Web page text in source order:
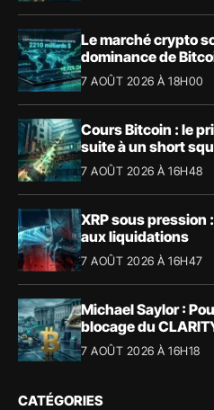
Le marché crypto
dominance de
7 AOÛT 2026 À 18H00
Cours Bitcoin : le
suite à un short
7 AOÛT 2026 À 16H48
XRP sous pression
aux liquidations
7 AOÛT 2026 À 16H47
Michael Saylor :
blocage du
7 AOÛT 2026 À 16H18
CATÉGORIES